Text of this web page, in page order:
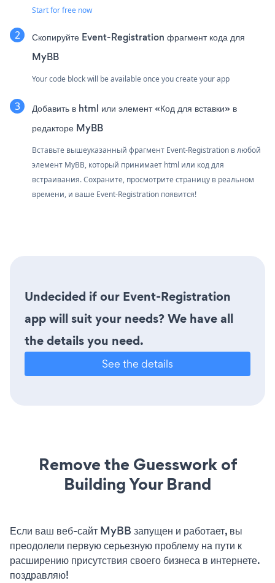
Start for free now
Скопируйте Event-Registration фрагмент кода для
MyBB
Your code block will be available once you create your app
Добавить в html или элемент «Код для вставки» в
редакторе MyBB
Вставьте вышеуказанный фрагмент Event-Registration в любой
элемент MyBB, который принимает html или код для
встраивания. Сохраните, просмотрите страницу в реальном
времени, и ваше Event-Registration появится!
Undecided if our Event-Registration
app will suit your needs? We have all
the details you need.
See the details
Remove the Guesswork of
Building Your Brand
Если ваш веб-сайт MyBB запущен и работает, вы
преодолели первую серьезную проблему на пути к
расширению присутствия своего бизнеса в интернете.
поздравляю!